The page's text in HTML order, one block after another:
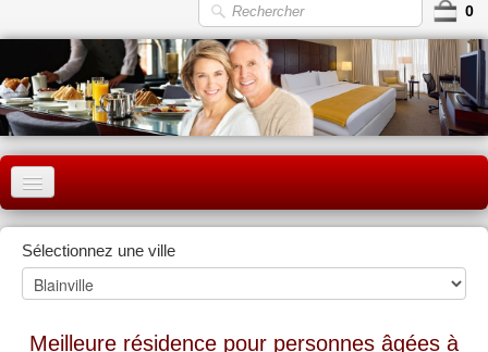
0
ACCUEIL
MONTRÉAL
QUÉBEC
LAVAL
Sélectionnez une ville
Meilleure résidence pour personnes âgées à